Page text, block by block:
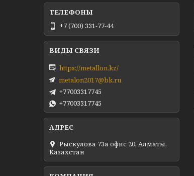
+7 (700) 331-77-44
https://metallon.kz/
metalon2017@bk.ru
+77003317745
+77003317745
Рыскулова 73а офис 20, Алматы,
Казахстан